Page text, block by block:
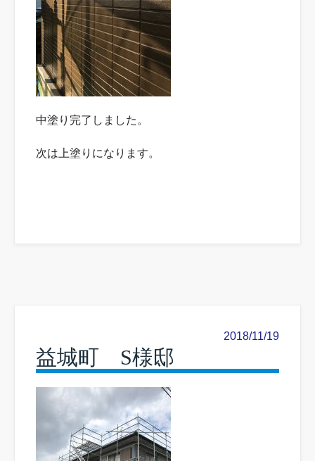
中塗り完了しました。
次は上塗りになります。
2018/11/19
益城町 S様邸